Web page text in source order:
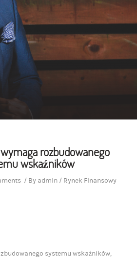
rozbudowanego
wskaźników
/ By admin/ Rynek Finansowy
systemu wskaźników,